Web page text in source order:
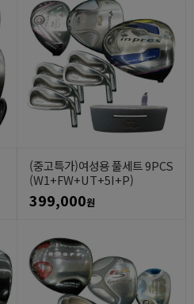
(중고특가)여성용 풀세트 9PCS
(W1+FW+UT+5I+P)
399,000원